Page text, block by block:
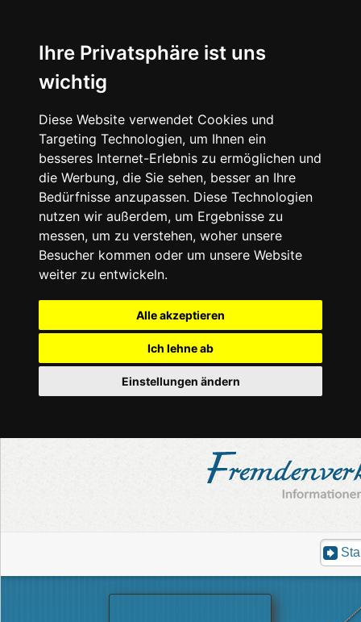
Ihre Privatsphäre ist uns
wichtig
Diese Website verwendet Cookies und
Targeting Technologien, um Ihnen ein
besseres Internet-Erlebnis zu ermöglichen und
die Werbung, die Sie sehen, besser an Ihre
Bedürfnisse anzupassen. Diese Technologien
nutzen wir außerdem, um Ergebnisse zu
messen, um zu verstehen, woher unsere
Besucher kommen oder um unsere Website
weiter zu entwickeln.
Alle akzeptieren
Ich lehne ab
Einstellungen ändern